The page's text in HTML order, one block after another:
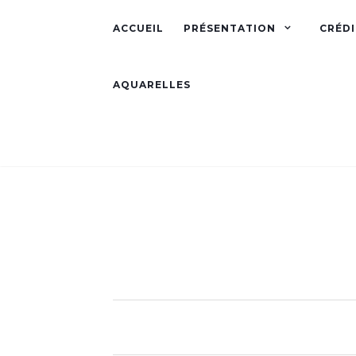
ACCUEIL PRÉSENTATION
AQUARELLES